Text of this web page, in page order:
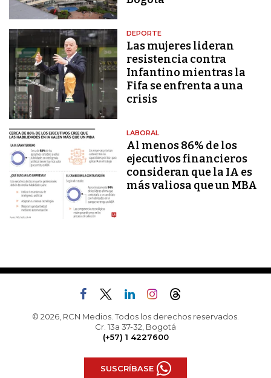
DEPORTE
Las mujeres lideran
resistencia contra
Infantino mientras la
Fifa se enfrenta a una
crisis
LABORAL
Al menos 86% de los
ejecutivos financieros
consideran que la IA es
más valiosa que un MBA
© 2026, RCN Medios. Todos los derechos reservados.
Cr. 13a 37-32, Bogotá
(+57) 1 4227600
SUSCRÍBASE